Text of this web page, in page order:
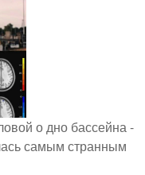
о дно бассейна -
самым странным